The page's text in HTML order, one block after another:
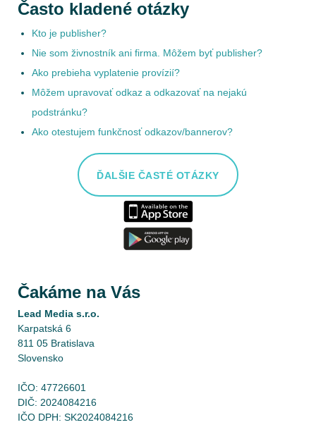
Často kladené otázky
Kto je publisher?
Nie som živnostník ani firma. Môžem byť publisher?
Ako prebieha vyplatenie provízií?
Môžem upravovať odkaz a odkazovať na nejakú
podstránku?
Ako otestujem funkčnosť odkazov/bannerov?
ĎALŠIE ČASTÉ OTÁZKY
Čakáme na Vás
Lead Media s.r.o.
Karpatská 6
811 05 Bratislava
Slovensko
IČO: 47726601
DIČ: 2024084216
IČO DPH: SK2024084216